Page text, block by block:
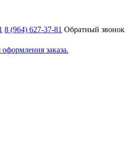
8 (964) 627-37-81 Обратный звонок
заказа.